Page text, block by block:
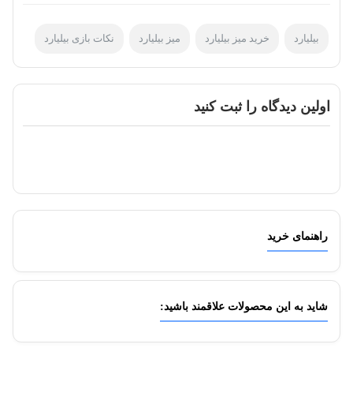
بیلیارد خرید میز بیلیارد میز بیلیارد نکات بازی بیلیارد
اولین دیدگاه را ثبت کنید
راهنمای خرید
شاید به این محصولات علاقمند باشید: